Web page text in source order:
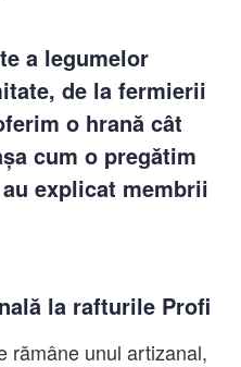
a legumelor
de la fermierii
o hrană cât
cum o pregătim
explicat membrii
la rafturile Profi
rămâne unul artizanal,